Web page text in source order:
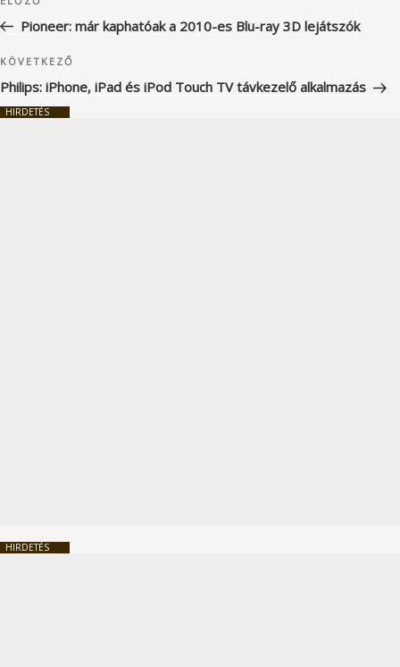
navigáció
bejegyzés
Pioneer: már kaphatóak a 2010-es Blu-ray 3D lejátszók
Következő
bejegyzés
KÖVETKEZŐ
Philips: iPhone, iPad és iPod Touch TV távkezelő alkalmazás
HIRDETÉS
HIRDETÉS